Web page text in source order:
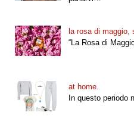
la rosa di maggio,
“La Rosa di
at home.
In questo periodo